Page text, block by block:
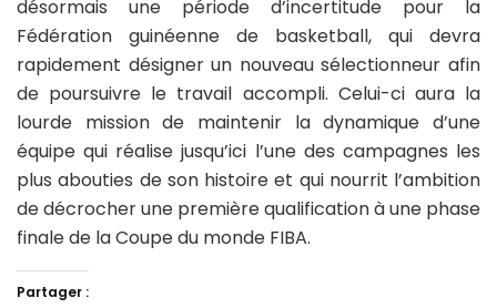
désormais une période d’incertitude pour la
Fédération guinéenne de basketball, qui devra
rapidement désigner un nouveau sélectionneur afin
de poursuivre le travail accompli. Celui-ci aura la
lourde mission de maintenir la dynamique d’une
équipe qui réalise jusqu’ici l’une des campagnes les
plus abouties de son histoire et qui nourrit l’ambition
de décrocher une première qualification à une phase
finale de la Coupe du monde FIBA.
Partager :